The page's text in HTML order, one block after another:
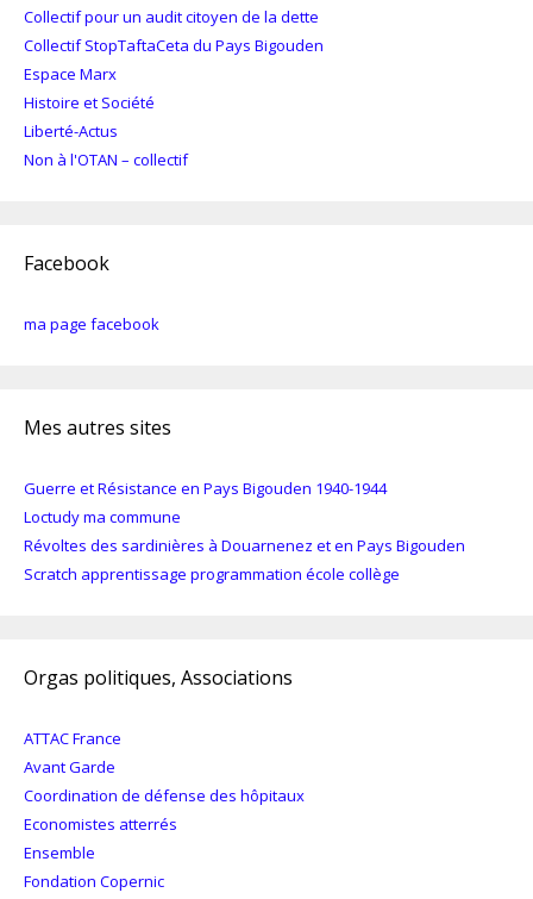
Collectif pour un audit citoyen de la dette
Collectif StopTaftaCeta du Pays Bigouden
Espace Marx
Histoire et Société
Liberté-Actus
Non à l'OTAN – collectif
Facebook
ma page facebook
Mes autres sites
Guerre et Résistance en Pays Bigouden 1940-1944
Loctudy ma commune
Révoltes des sardinières à Douarnenez et en Pays Bigouden
Scratch apprentissage programmation école collège
Orgas politiques, Associations
ATTAC France
Avant Garde
Coordination de défense des hôpitaux
Economistes atterrés
Ensemble
Fondation Copernic